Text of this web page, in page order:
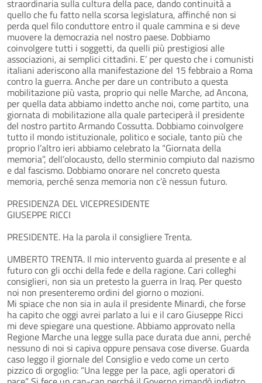
straordinaria sulla cultura della pace, dando continuità a
quello che fu fatto nella scorsa legislatura, affinché non si
perda quel filo conduttore entro il quale cammina e si deve
muovere la democrazia nel nostro paese. Dobbiamo
coinvolgere tutti i soggetti, da quelli più prestigiosi alle
associazioni, ai semplici cittadini. E’ per questo che i comunisti
italiani aderiscono alla manifestazione del 15 febbraio a Roma
contro la guerra. Anche per dare un contributo a questa
mobilitazione più vasta, proprio qui nelle Marche, ad Ancona,
per quella data abbiamo indetto anche noi, come partito, una
giornata di mobilitazione alla quale parteciperà il presidente
del nostro partito Armando Cossutta. Dobbiamo coinvolgere
tutto il mondo istituzionale, politico e sociale, tanto più che
proprio l’altro ieri abbiamo celebrato la “Giornata della
memoria”, dell’olocausto, dello sterminio compiuto dal nazismo
e dal fascismo. Dobbiamo onorare nel concreto questa
memoria, perché senza memoria non c’è nessun futuro.
PRESIDENZA DEL VICEPRESIDENTE
GIUSEPPE RICCI
PRESIDENTE. Ha la parola il consigliere Trenta.
UMBERTO TRENTA. Il mio intervento guarda al presente e al
futuro con gli occhi della fede e della ragione. Cari colleghi
consiglieri, non sia un pretesto la guerra in Iraq. Per questo
noi non presenteremo ordini del giorno o mozioni.
Mi spiace che non sia in aula il presidente Minardi, che forse
ha capito che oggi avrei parlato a lui e il caro Giuseppe Ricci
mi deve spiegare una questione. Abbiamo approvato nella
Regione Marche una legge sulla pace durata due anni, perché
nessuno di noi si capiva oppure pensava cose diverse. Guarda
caso leggo il giornale del Consiglio e vedo come un certo
pizzico di orgoglio: “Una legge per la pace, agli operatori di